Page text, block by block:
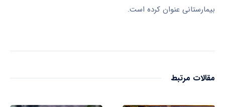
بیمارستانی عنوان کرده است.
مقالات مرتبط